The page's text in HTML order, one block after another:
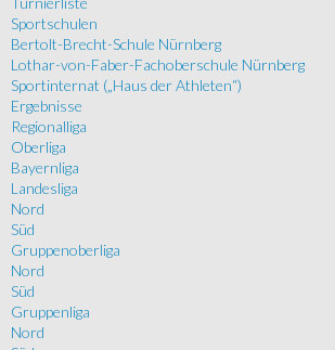
Sportschulen
Bertolt-Brecht-Schule Nürnberg
Lothar-von-Faber-Fachoberschule Nürnberg
Sportinternat („Haus der Athleten“)
Ergebnisse
Regionalliga
Oberliga
Bayernliga
Landesliga
Nord
Süd
Gruppenoberliga
Nord
Süd
Gruppenliga
Nord